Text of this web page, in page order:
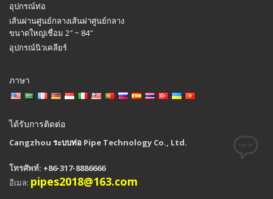
อุปกรณ์ท่อ
เส้นผ่านศูนย์กลางเส้นผ่าศูนย์กลาง
ขนาดใหญ่เชื่อม 2″ ~ 84″
อุปกรณ์นิวเคลียร์
ภาษา
ได้รับการติดต่อ
Cangzhou ระบบท่อ Pipe Technology Co., Ltd.
โทรศัพท์: +86-317-8886666
อีเมล: pipes2018@163.com